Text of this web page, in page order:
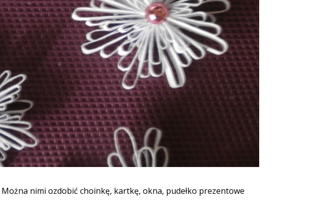
Można nimi ozdobić choinkę, kartkę, okna, pudełko prezentowe